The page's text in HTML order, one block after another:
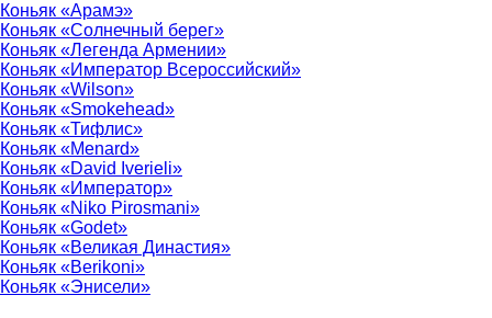
Коньяк «Арамэ»
Коньяк «Солнечный берег»
Коньяк «Легенда Армении»
Коньяк «Император Всероссийский»
Коньяк «Wilson»
Коньяк «Smokehead»
Коньяк «Тифлис»
Коньяк «Menard»
Коньяк «David Iverieli»
Коньяк «Император»
Коньяк «Niko Pirosmani»
Коньяк «Godet»
Коньяк «Великая Династия»
Коньяк «Berikoni»
Коньяк «Энисели»